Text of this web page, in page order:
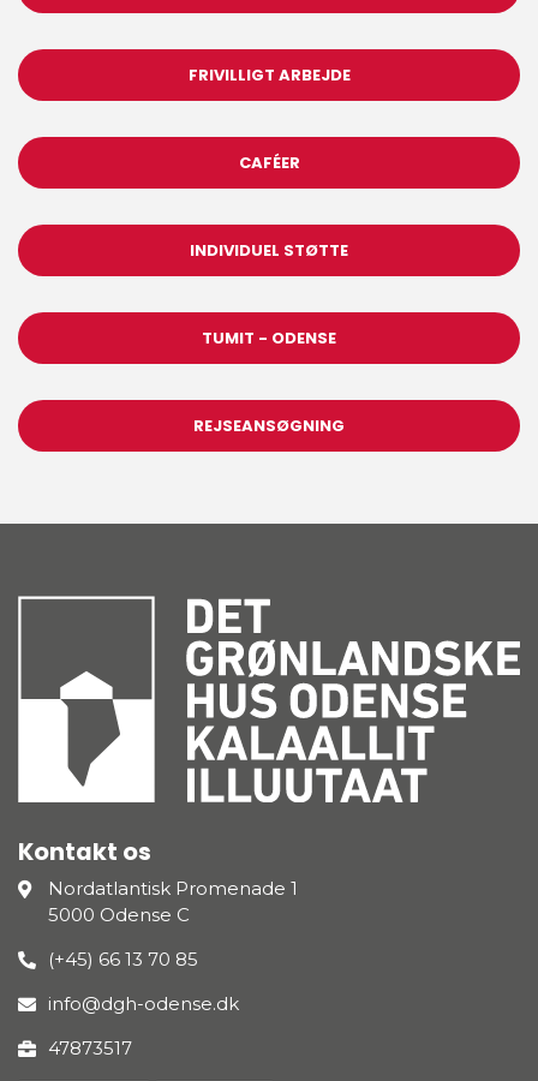
FRIVILLIGT ARBEJDE
CAFÉER
INDIVIDUEL STØTTE
TUMIT - ODENSE
REJSEANSØGNING
Kontakt os
Nordatlantisk Promenade 1
5000 Odense C
(+45) 66 13 70 85
info@dgh-odense.dk
47873517